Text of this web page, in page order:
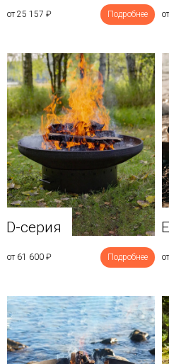
от 25 157 ₽ Подробнее
D-серия
от 61 600 ₽ Подробнее